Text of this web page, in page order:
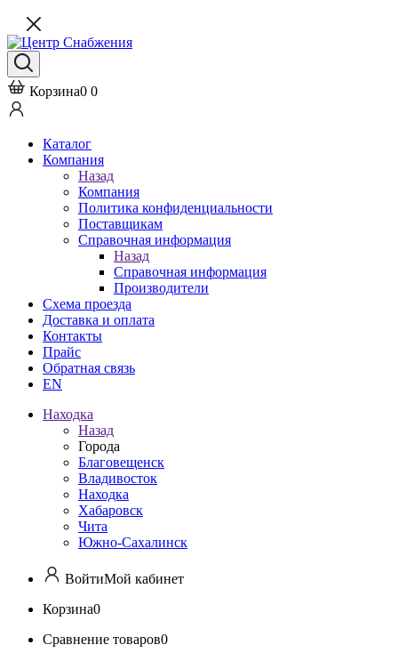
Корзина0 0
Каталог
Компания
Назад
Компания
Политика конфиденциальности
Поставщикам
Справочная информация
Назад
Справочная информация
Производители
Схема проезда
Доставка и оплата
Контакты
Прайс
Обратная связь
EN
Находка
Назад
Города
Благовещенск
Владивосток
Находка
Хабаровск
Чита
Южно-Сахалинск
ВойтиМой кабинет
Корзина0
Сравнение товаров0